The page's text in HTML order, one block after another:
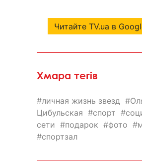
Читайте TV.ua в
Хмара тегів
личная жизнь звезд
Цибульская
спорт
сети
подарок фото
спортзал